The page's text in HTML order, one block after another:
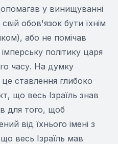
у винищуванні
обов'язок бути їхнім
або не помічав
політику царя
часу. На думку
ставлення глибоко
що весь Ізраїль знав
для того, щоб
від їхнього імені з
весь Ізраїль мав